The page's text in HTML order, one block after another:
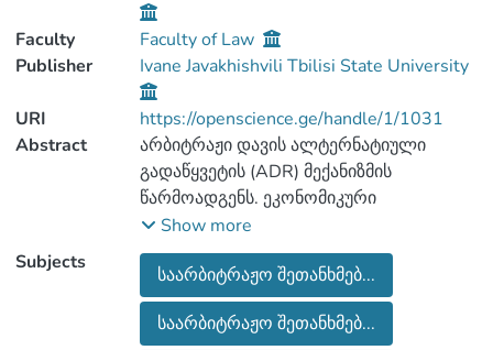
Faculty
Faculty of Law
Publisher
Ivane Javakhishvili Tbilisi State University
URI
https://openscience.ge/handle/1/1031
Abstract
არბიტრაჟი დავის ალტერნატიული
გადაწყვეტის (ADR) მექანიზმის
წარმოადგენს. ეკონომიკური
ურთიერთობების განვითარებამ
პარალელურად
გამოიწვია სამართლებრივი
ურთიერთობებისა და რეგულაციების
დახვეწა.
Show more
Subjects
საარბიტრაჟო შეთანხმებ...
საარბიტრაჟო შეთანხმებ...